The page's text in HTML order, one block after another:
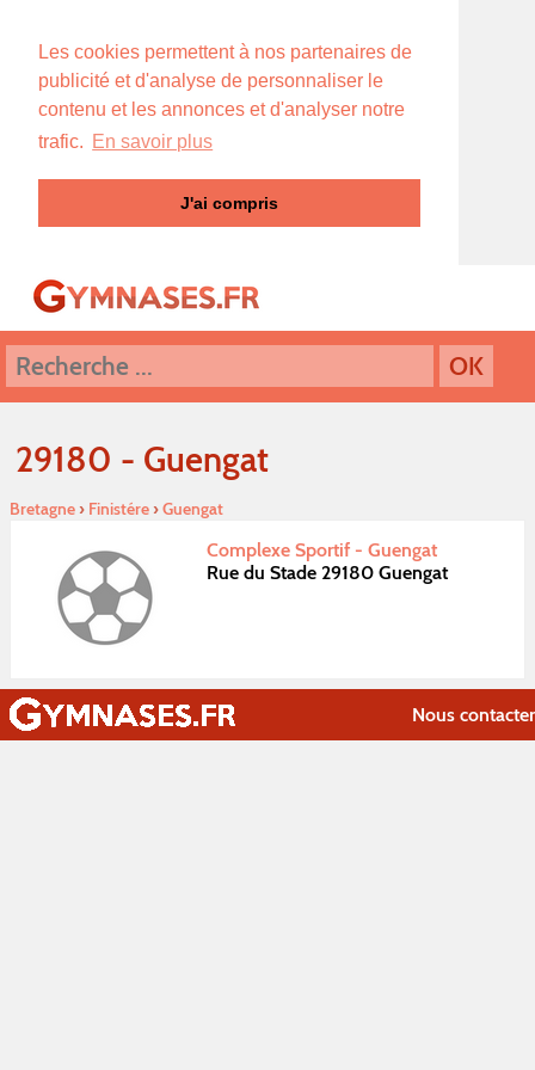
Les cookies permettent à nos partenaires de
publicité et d'analyse de personnaliser le
contenu et les annonces et d'analyser notre
trafic. En savoir plus
J'ai compris
29180 - Guengat
Bretagne› Finistére›Guengat
Complexe Sportif - Guengat
Rue du Stade 29180 Guengat
Nous contacter